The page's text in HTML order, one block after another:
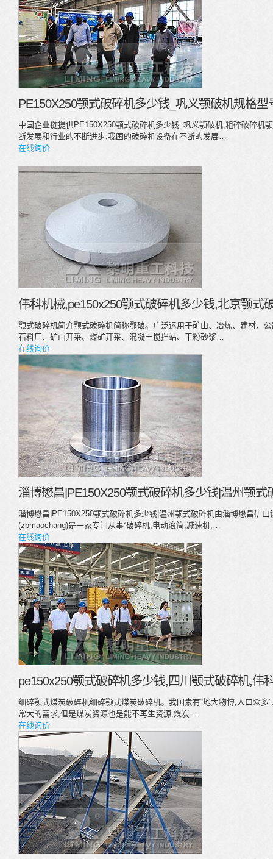
PE150X250颚式破碎机多少钱_巩义颚破机规格型
中国企业链提供PE150X250颚式破碎机多少钱_巩义颚破机,粗碎破碎机
断发展和行业的不断进步,我国的破碎机设备在不断的发展…
在线询价
伟科机械,pe150x250颚式破碎机多少钱,北京颚
颚式破碎机简介颚式破碎机简称鄂破。广泛运用于矿山、冶炼、建材、
石料厂、矿山开采、煤矿开采、混凝土搅拌站、干粉砂浆…
在线询价
淄博懋昌|PE150X250颚式破碎机多少钱|温州颚式
淄博懋昌|PE150X250颚式破碎机多少钱|温州颚式破碎机由淄博懋昌矿
(zbmaochang)是一家专门从事“破碎机,电动滚筒,减速机,…
在线询价
pe150x250颚式破碎机多少钱,四川颚式破碎机,
细碎颚式煤炭破碎机细碎颚式煤炭破碎机。我国素有“地大物博,人口众
常大的需求,但是煤炭资源也是能不再生资源,煤炭…
在线询价